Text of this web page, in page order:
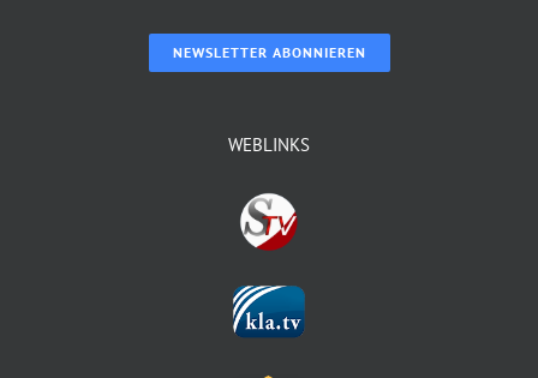
NEWSLETTER ABONNIEREN
WEBLINKS